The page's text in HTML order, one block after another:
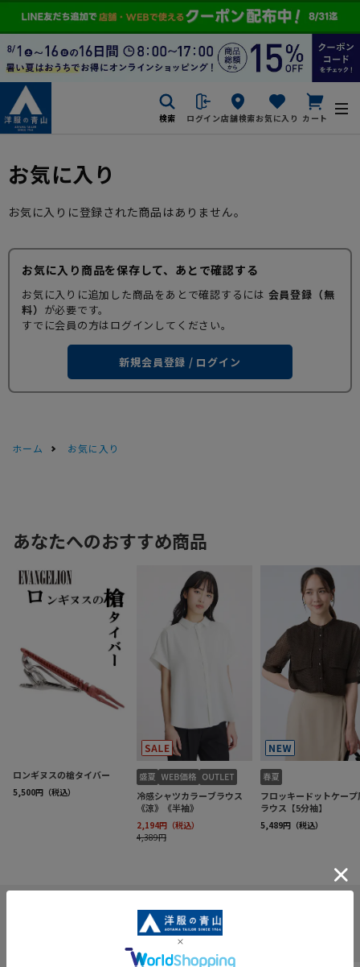
検索 ログイン店舗検索お気に入り カート
お気に入り
お気に入りに登録された商品はありません。
お気に入り商品を保存して、あとで確認する
お気に入りに追加した商品をあとで確認するには 会員登録（無
料） が必要です。
すでに会員の方はログインしてください。
新規会員登録 / ログイン
ホーム お気に入り
INFORMATION